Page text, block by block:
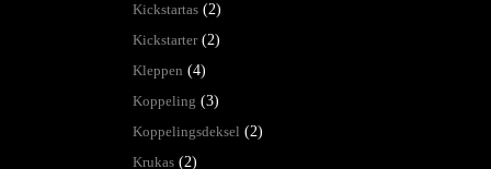
Kickstartas (2)
Kickstarter (2)
Kleppen (4)
Koppeling (3)
Koppelingsdeksel (2)
Krukas (2)